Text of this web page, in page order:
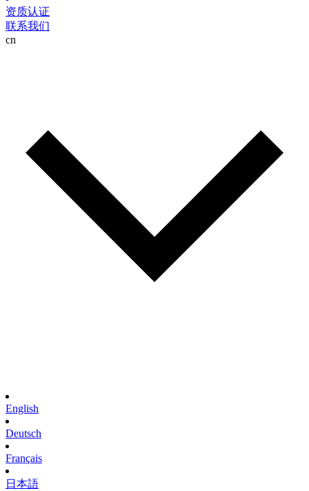
资质认证
联系我们
cn
English
Deutsch
Français
日本語